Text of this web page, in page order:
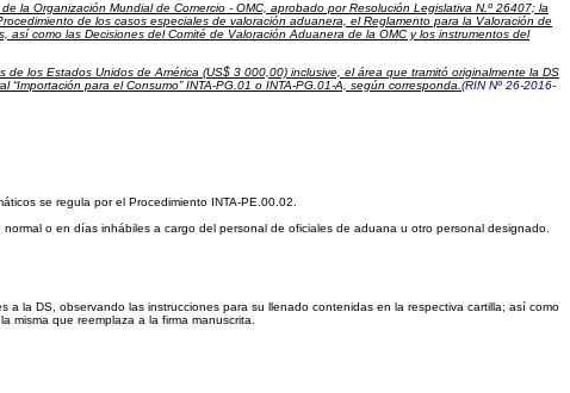
la Organización Mundial de Comercio - OMC, aprobado por Resolución Legislativa N.º 26407; la
de los casos especiales de valoración aduanera, el Reglamento para la Valoración de
como las Decisiones del Comité de Valoración Aduanera de la OMC y los instrumentos del
los Estados Unidos de América (US$ 3 000,00) inclusive, el área que tramitó originalmente la DS
para el Consumo” INTA-PG.01 o INTA-PG.01-A, según corresponda. (RIN Nº 26-2016-
se regula por el Procedimiento INTA-PE.00.02.
o en días inhábiles a cargo del personal de oficiales de aduana u otro personal designado.
a la DS, observando las instrucciones para su llenado contenidas en la respectiva cartilla; así como
misma que reemplaza a la firma manuscrita.